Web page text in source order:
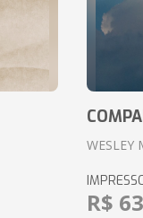
WESLEY
R$